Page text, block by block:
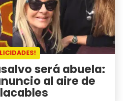
será abuela:
al aire de